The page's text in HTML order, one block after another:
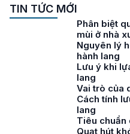
TIN TỨC MỚI
Phân biệt
mùi ở nhà
Nguyên lý
hành lang
Lưu ý khi
lang
Vai trò của
Cách tính
lang
Tiêu chuẩn
Quạt hút